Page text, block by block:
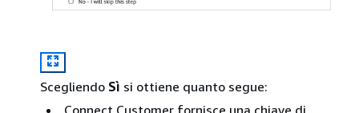
Scegliendo Sì si ottiene quanto segue:
Connect Customer fornisce una chiave di